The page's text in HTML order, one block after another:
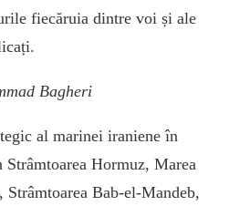
fiecăruia dintre voi și ale
Bagheri
al marinei iraniene în
Hormuz, Marea
Bab-el-Mandeb,